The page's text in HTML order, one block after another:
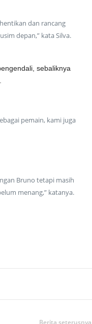
dan rancang
depan,” kata Silva.
sebaliknya
pemain, kami juga
Bruno tetapi masih
menang,” katanya.
Berita seterusnya